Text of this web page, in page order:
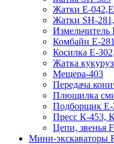
Жатки Е-
Жатки SH-
Комбайн Е-
Косилка Е-
Жатка
Мещера-403
Передача
Плющилка
Подборщик Е-
Пресс К-453,
Цепи, звенья
Мини-экскаваторы